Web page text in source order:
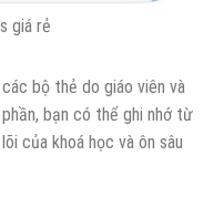
giá rẻ
bộ thẻ do giáo viên và
bạn có thể ghi nhớ từ
của khoá học và ôn sâu